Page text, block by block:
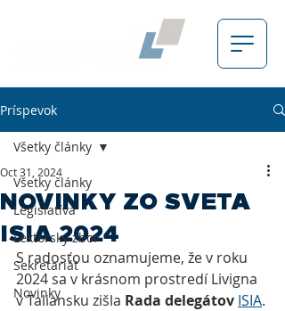
Príspevok
Všetky články
Legislatíva
Lektorský zbor
Sekretariát
Novinky
Všetky články
NOVINKY ZO SVETA
ISIA 2024
Oct 31, 2024
S radosťou oznamujeme, že v roku
2024 sa v krásnom prostredí Livigna
v Taliansku zišla Rada delegátov ISIA.